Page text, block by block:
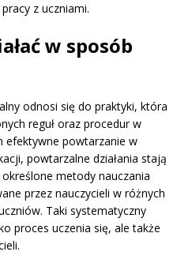
z uczniami.
w sposób
odnosi się do praktyki, która
reguł oraz procedur w
efektywne powtarzanie w
powtarzalne działania stają
metody nauczania
przez nauczycieli w różnych
Taki systematyczny
proces uczenia się, ale także